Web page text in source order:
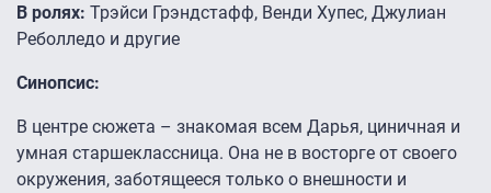
В ролях: Трэйси Грэндстафф, Венди Хупес, Джулиан
Реболледо и другие
Синопсис:
В центре сюжета – знакомая всем Дарья, циничная и
умная старшеклассница. Она не в восторге от своего
окружения, заботящееся только о внешности и